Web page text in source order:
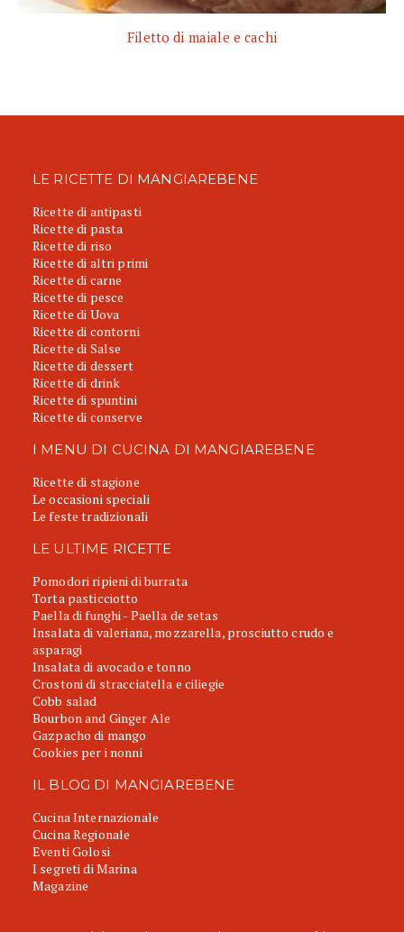
Filetto di maiale e cachi
LE RICETTE DI MANGIAREBENE
Ricette di antipasti
Ricette di pasta
Ricette di riso
Ricette di altri primi
Ricette di carne
Ricette di pesce
Ricette di Uova
Ricette di contorni
Ricette di Salse
Ricette di dessert
Ricette di drink
Ricette di spuntini
Ricette di conserve
I MENU DI CUCINA DI MANGIAREBENE
Ricette di stagione
Le occasioni speciali
Le feste tradizionali
LE ULTIME RICETTE
Pomodori ripieni di burrata
Torta pasticciotto
Paella di funghi - Paella de setas
Insalata di valeriana, mozzarella, prosciutto crudo e
asparagi
Insalata di avocado e tonno
Crostoni di stracciatella e ciliegie
Cobb salad
Bourbon and Ginger Ale
Gazpacho di mango
Cookies per i nonni
IL BLOG DI MANGIAREBENE
Cucina Internazionale
Cucina Regionale
Eventi Golosi
I segreti di Marina
Magazine